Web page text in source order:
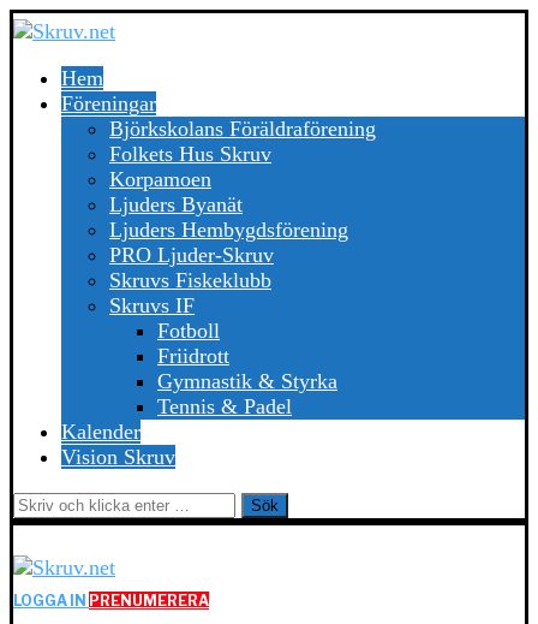
Hem
Föreningar
Björkskolans Föräldraförening
Folkets Hus Skruv
Korpamoen
Ljuders Byanät
Ljuders Hembygdsförening
PRO Ljuder-Skruv
Skruvs Fiskeklubb
Skruvs IF
Fotboll
Friidrott
Gymnastik & Styrka
Tennis & Padel
Kalender
Vision Skruv
Sök
LOGGA IN PRENUMERERA